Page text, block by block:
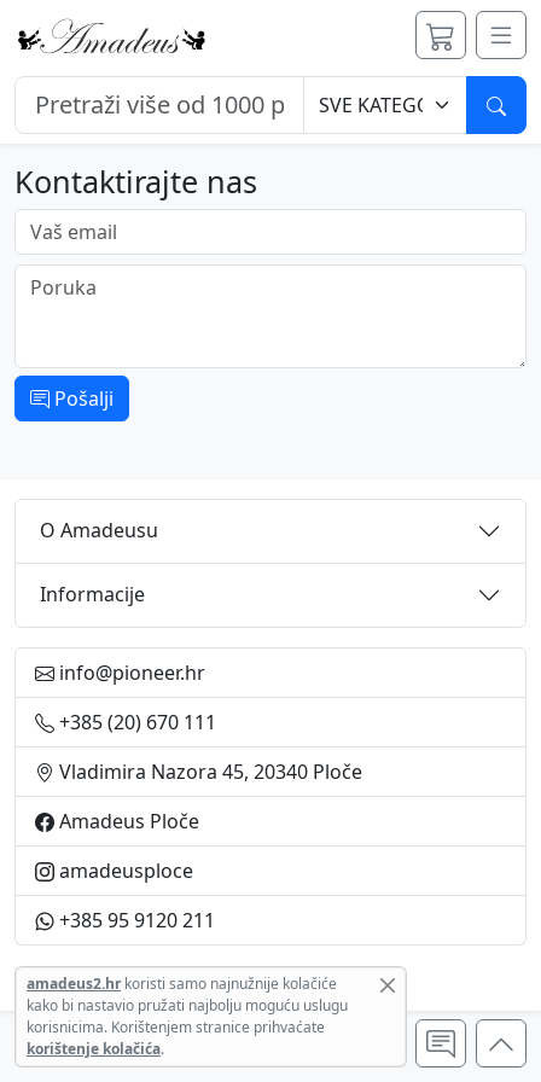
Kontaktirajte nas
Vaš email
Poruka
Pošalji
O Amadeusu
Informacije
info@pioneer.hr
+385 (20) 670 111
Vladimira Nazora 45, 20340 Ploče
Amadeus Ploče
amadeusploce
+385 95 9120 211
© 1993-2026 Amadeus II d.o.o.
amadeus2.hr koristi samo najnužnije kolačiće
kako bi nastavio pružati najbolju moguću uslugu
korisnicima. Korištenjem stranice prihvaćate
korištenje kolačića.